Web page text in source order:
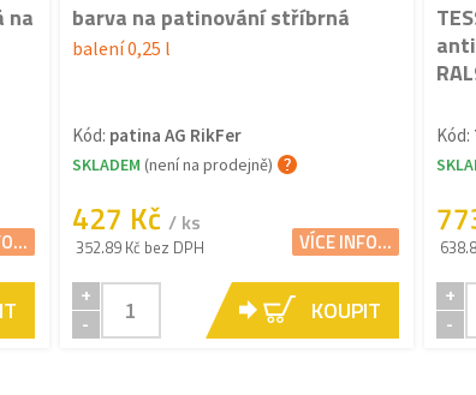
na
barva na patinování stříbrná
balení 0,25 l
Kód: patina AG RikFer
SKLADEM (není na prodejně)
427 Kč / ks
352.89 Kč bez DPH VÍCE INFO...
+
-
KOUPIT
Kód:
+
-